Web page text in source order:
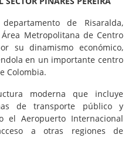
de Risaralda,
Metropolitana de Centro
su dinamismo económico,
en un importante centro
Colombia.
moderna que incluye
de transporte público y
el Aeropuerto Internacional
a otras regiones de